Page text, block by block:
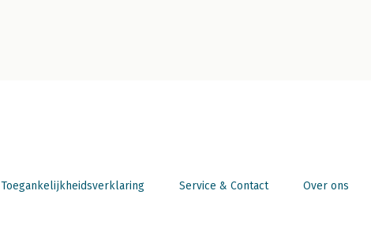
Toegankelijkheidsverklaring Service & Contact Over ons